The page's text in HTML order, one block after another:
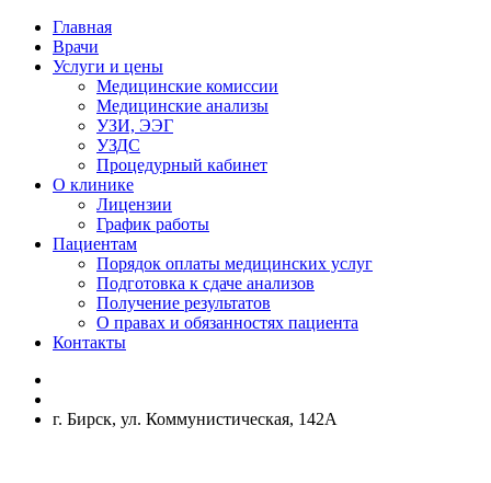
Главная
Врачи
Услуги и цены
Медицинские комиссии
Медицинские анализы
УЗИ, ЭЭГ
УЗДС
Процедурный кабинет
О клинике
Лицензии
График работы
Пациентам
Порядок оплаты медицинских услуг
Подготовка к сдаче анализов
Получение результатов
О правах и обязанностях пациента
Контакты
г. Бирск, ул. Коммунистическая, 142А